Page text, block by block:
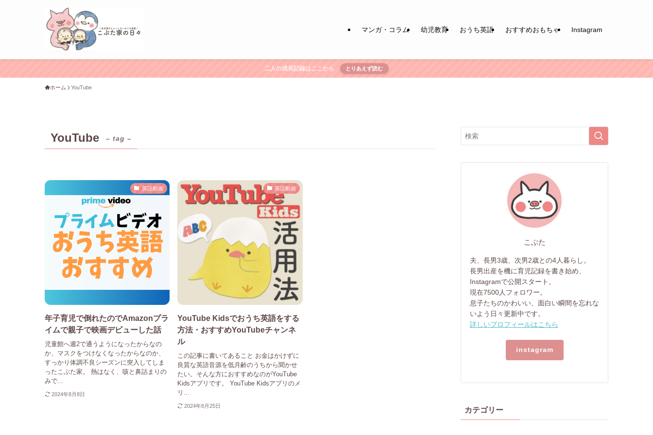
マンガ・コラム 幼児教育 おうち英語 おすすめおもちゃ Instagram
二人の成長記録はここから とりあえず読む
ホーム YouTube
YouTube – tag –
英語動画
年子育児で倒れたのでAmazonプラ
イムで親子で映画デビューした話
児童館へ週2で通うようになったからなの
か、マスクをつけなくなったからなのか、
すっかり体調不良シーズンに突入してしま
ったこぶた家。 熱はなく、咳と鼻詰まりの
みで...
2024年8月8日
英語動画
YouTube Kidsでおうち英語をする
方法・おすすめYouTubeチャンネ
ル
この記事に書いてあること お金はかけずに
良質な英語音源を低月齢のうちから聞かせ
たい。そんな方におすすめなのがYouTube
Kidsアプリです。 YouTube Kidsアプリのメ
リ...
2024年8月25日
こぶた
夫、長男3歳、次男2歳との4人暮らし。
長男出産を機に育児記録を書き始め、
Instagramで公開スタート。
現在7500人フォロワー。
息子たちのかわいい、面白い瞬間を忘れな
いよう日々更新中です。
詳しいプロフィールはこちら
instagram
カテゴリー